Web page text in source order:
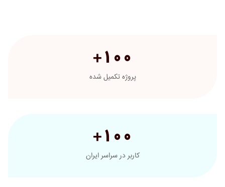
1 00
+
پروژه تکمیل شده
1 00
+
کاربر در سراسر ایران